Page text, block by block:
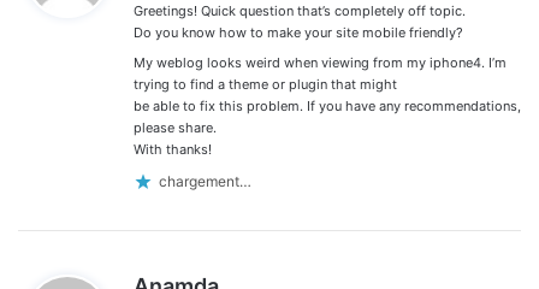
:
Greetings! Quick question that’s completely off topic.
Do you know how to make your site mobile friendly?
My weblog looks weird when viewing from my iphone4. I’m
trying to find a theme or plugin that might
be able to fix this problem. If you have any recommendations,
please share.
With thanks!
chargement…